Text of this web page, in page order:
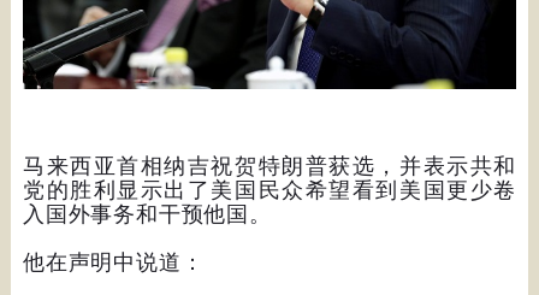
马来西亚首相纳吉祝贺特朗普获选，并表示共和
党的胜利显示出了美国民众希望看到美国更少卷
入国外事务和干预他国。
他在声明中说道：